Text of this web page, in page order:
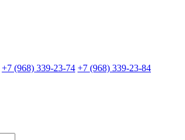
+7 (968) 339-23-74 +7 (968) 339-23-84